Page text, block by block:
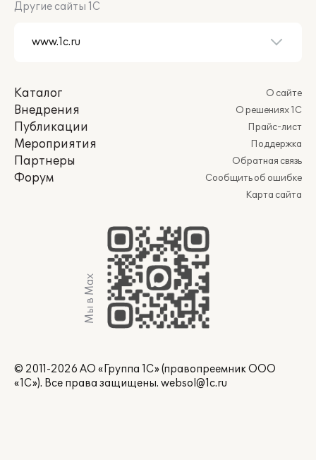
Другие сайты 1С
Каталог
Внедрения
Публикации
Мероприятия
Партнеры
Форум
О сайте
О решениях 1С
Прайс-лист
Поддержка
Обратная связь
Сообщить об ошибке
Карта сайта
Мы в Max
© 2011-2026 АО «Группа 1С» (правопреемник ООО
«1С»). Все права защищены. websol@1c.ru